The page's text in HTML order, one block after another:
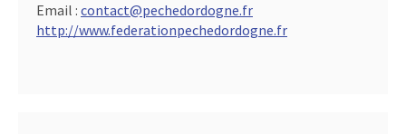
Email : contact@pechedordogne.fr
http://www.federationpechedordogne.fr